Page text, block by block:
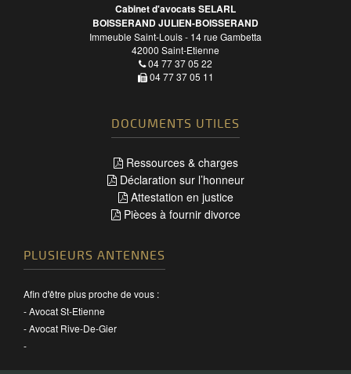
Cabinet d'avocats SELARL
BOISSERAND JULIEN-BOISSERAND
Immeuble Saint-Louis - 14 rue Gambetta
42000 Saint-Etienne
04 77 37 05 22
04 77 37 05 11
DOCUMENTS UTILES
Ressources & charges
Déclaration sur l’honneur
Attestation en justice
Pièces à fournir divorce
PLUSIEURS ANTENNES
Afin d'être plus proche de vous :
-Avocat St-Etienne
-Avocat Rive-De-Gier
-